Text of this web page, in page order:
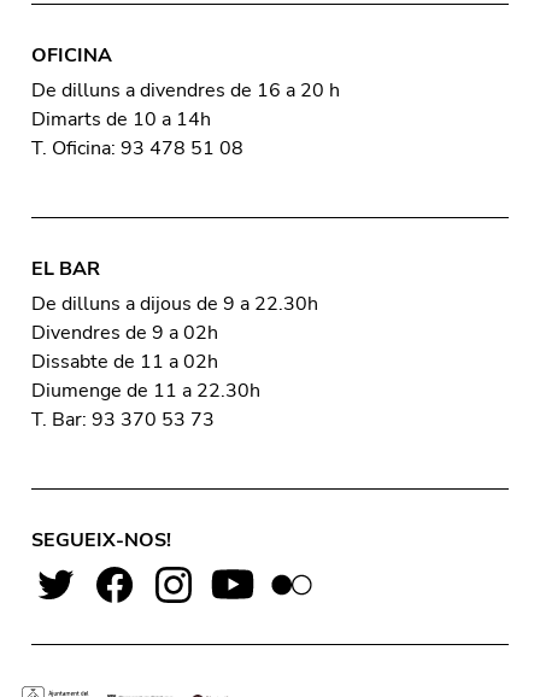
OFICINA
De dilluns a divendres de 16 a 20 h
Dimarts de 10 a 14h
T. Oficina: 93 478 51 08
EL BAR
De dilluns a dijous de 9 a 22.30h
Divendres de 9 a 02h
Dissabte de 11 a 02h
Diumenge de 11 a 22.30h
T. Bar: 93 370 53 73
SEGUEIX-NOS!